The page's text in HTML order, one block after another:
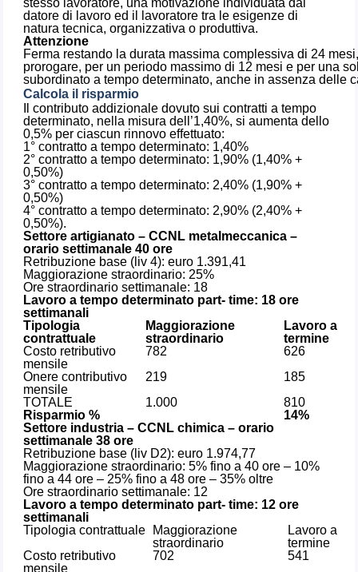
stesso lavoratore, una motivazione individuata dal
datore di lavoro ed il lavoratore tra le esigenze di
natura tecnica, organizzativa o produttiva.
Attenzione
Ferma restando la durata massima complessiva di 24
prorogare, per un periodo massimo di 12 mesi e per una
subordinato a tempo determinato, anche in assenza delle
Calcola il risparmio
Il contributo addizionale dovuto sui contratti a tempo
determinato, nella misura dell’1,40%, si aumenta dello
0,5% per ciascun rinnovo effettuato:
1° contratto a tempo determinato: 1,40%
2° contratto a tempo determinato: 1,90% (1,40% +
0,50%)
3° contratto a tempo determinato: 2,40% (1,90% +
0,50%)
4° contratto a tempo determinato: 2,90% (2,40% +
0,50%).
Settore artigianato – CCNL metalmeccanica –
orario settimanale 40 ore
Retribuzione base (liv 4): euro 1.391,41
Maggiorazione straordinario: 25%
Ore straordinario settimanale: 18
Lavoro a tempo determinato part- time: 18 ore
settimanali
Tipologia
contrattuale
Maggiorazione
straordinario
Lavoro a
termine
Costo retributivo
mensile
782
626
Onere contributivo
mensile
219
185
TOTALE
1.000
810
Risparmio %
14%
Settore industria – CCNL chimica – orario
settimanale 38 ore
Retribuzione base (liv D2): euro 1.974,77
Maggiorazione straordinario: 5% fino a 40 ore – 10%
fino a 44 ore – 25% fino a 48 ore – 35% oltre
Ore straordinario settimanale: 12
Lavoro a tempo determinato part- time: 12 ore
settimanali
Tipologia contrattuale
Maggiorazione
straordinario
Lavoro a
termine
Costo retributivo
mensile
702 541